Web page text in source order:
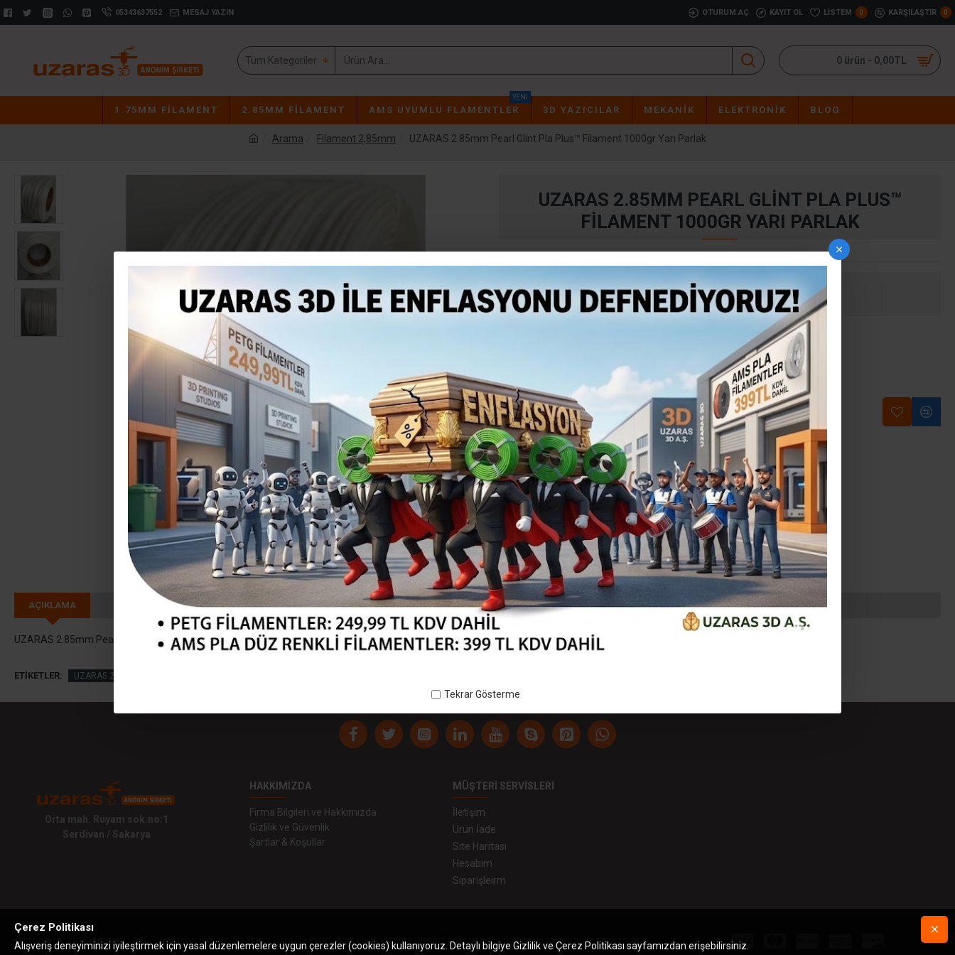
Tekrar Gösterme
05343637552 MESAJ YAZIN OTURUM AÇ KAYIT OL LISTEM 0 KARŞILAŞTIR 0
Tüm Kategoriler 0 ürün - 0,00TL
1.75MM FILAMENT 2.85MM FILAMENT AMS UYUMLU FLAMENTLER
YENI
3D YAZICILAR MEKANIK ELEKTRONIK BLOG
Arama Filament 2,85mm UZARAS 2.85mm Pearl Glint Pla Plus™ Filament 1000gr Yarı Parlak
UZARAS 2.85MM PEARL GLINT PLA PLUS™
FILAMENT 1000GR YARI PARLAK
STOK: Stokta Var
MODEL: 140818UZ1423
SEPETE EKLE
AÇIKLAMA
UZARAS 2.85mm Pearl Glint Pla Plus™ Filament 1000gr Yarı Parlak - 140818UZ1423 - Filament 2,85mm
ETIKETLER: UZARAS 2.85mm Pearl Glint Pla Plus™ Filament 1000gr Yarı Parlak
Orta mah. Ruyam sok.no:1
Serdivan / Sakarya
HAKKIMIZDA
Firma Bilgileri ve Hakkımızda
Gizlilik ve Güvenlik
Şartlar & Koşullar
MÜŞTERI SERVISLERI
İletişim
Ürün İade
Site Haritası
Hesabım
Siparişleirm
Telif hakkı © 2019 Uzaras3D A.Ş. Tüm hakları saklıdır. Pla Plus™, Ultra Pla Plus™, Glint Pla Plus™,Star Gleam™ ve Uzaras™ şirketimizin tescilli ticari markasıdır.
Çerez Politikası
Alışveriş deneyiminizi iyileştirmek için yasal düzenlemelere uygun çerezler (cookies) kullanıyoruz. Detaylı bilgiye Gizlilik ve Çerez Politikası sayfamızdan erişebilirsiniz.